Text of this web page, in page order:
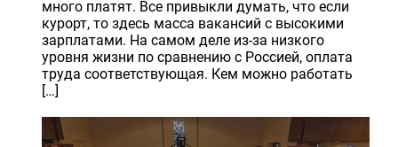
много платят. Все привыкли думать, что если
курорт, то здесь масса вакансий с высокими
зарплатами. На самом деле из-за низкого
уровня жизни по сравнению с Россией, оплата
труда соответствующая. Кем можно работать
[…]